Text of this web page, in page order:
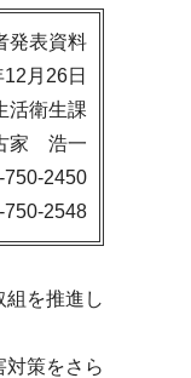
発表資料
月26日
活衛生課
家 浩一
750-2450
750-2548
を推進し
策をさら